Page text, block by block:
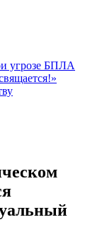
угрозе БПЛА